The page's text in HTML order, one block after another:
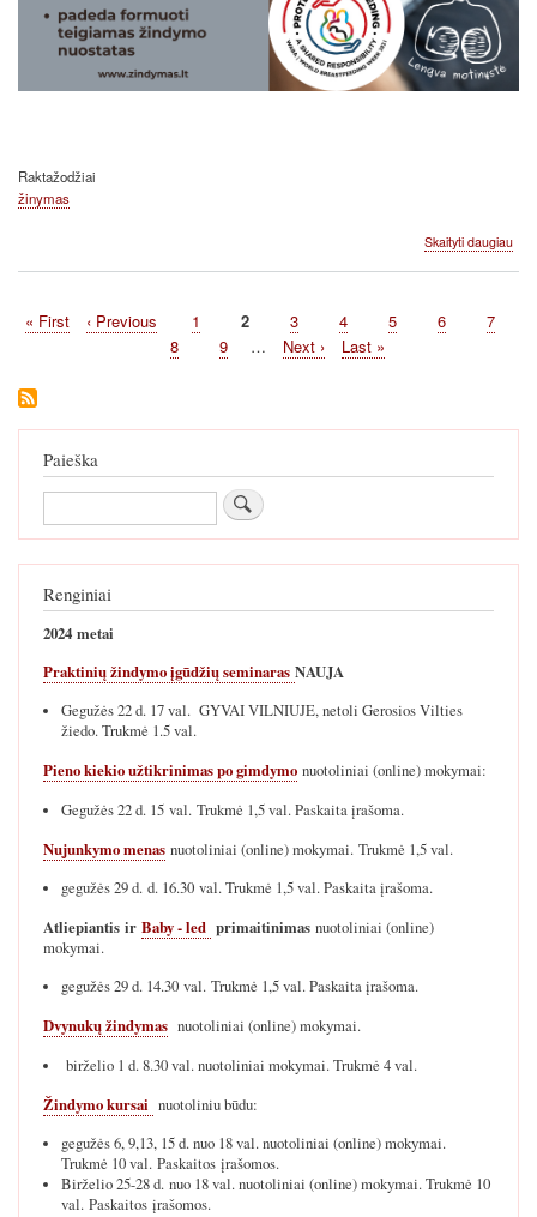
Raktažodžiai
žinymas
Skaityti daugiauapie
Pagination
First
« First
Previous
‹ Previous Page
1
Current
2 Page
3 Page
4 Page
5 Page
6 Page
7
Page
8 Page
9 …
Next
Next ›
Last
Last »
Paieška
Paieška
Renginiai
2024 metai
Praktinių žindymo įgūdžių seminaras NAUJA
Gegužės 22 d. 17 val. GYVAI VILNIUJE, netoli Gerosios Vilties
žiedo. Trukmė 1.5 val.
Pieno kiekio užtikrinimas po gimdymo nuotoliniai (online) mokymai:
Gegužės 22 d. 15 val. Trukmė 1,5 val. Paskaita įrašoma.
Nujunkymo menas nuotoliniai (online) mokymai. Trukmė 1,5 val.
gegužės 29 d. d. 16.30 val. Trukmė 1,5 val. Paskaita įrašoma.
Atliepiantis ir Baby - led primaitinimas nuotoliniai (online)
mokymai.
gegužės 29 d. 14.30 val. Trukmė 1,5 val. Paskaita įrašoma.
Dvynukų žindymas nuotoliniai (online) mokymai.
birželio 1 d. 8.30 val. nuotoliniai mokymai. Trukmė 4 val.
Žindymo kursai nuotoliniu būdu:
gegužės 6, 9,13, 15 d. nuo 18 val. nuotoliniai (online) mokymai.
Trukmė 10 val. Paskaitos įrašomos.
Birželio 25-28 d. nuo 18 val. nuotoliniai (online) mokymai. Trukmė 10
val. Paskaitos įrašomos.